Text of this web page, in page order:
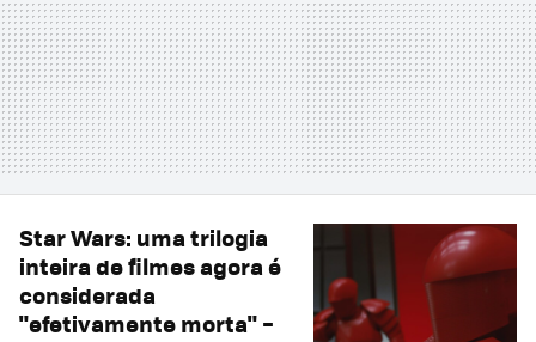
Star Wars: uma trilogia
inteira de filmes agora é
considerada
"efetivamente morta" –